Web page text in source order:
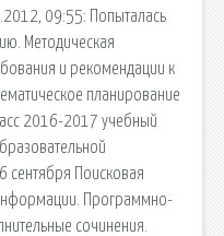
09:55: Попыталась
Методическая
и рекомендации к
планирование
2016-2017 учебный
сентября Поисковая
Программно-
сочинения.